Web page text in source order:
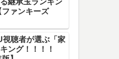
継承玉ランキン
ァンキーズ
視聴者が選ぶ「家
ング！！！！